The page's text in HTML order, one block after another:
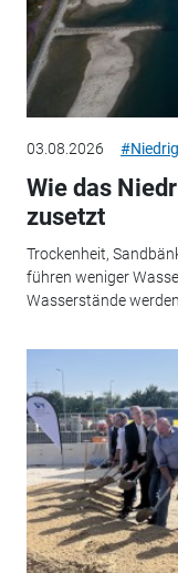
03.08.2026
Wie das
zusetzt
Trockenheit,
führen weniger
Wasserstände